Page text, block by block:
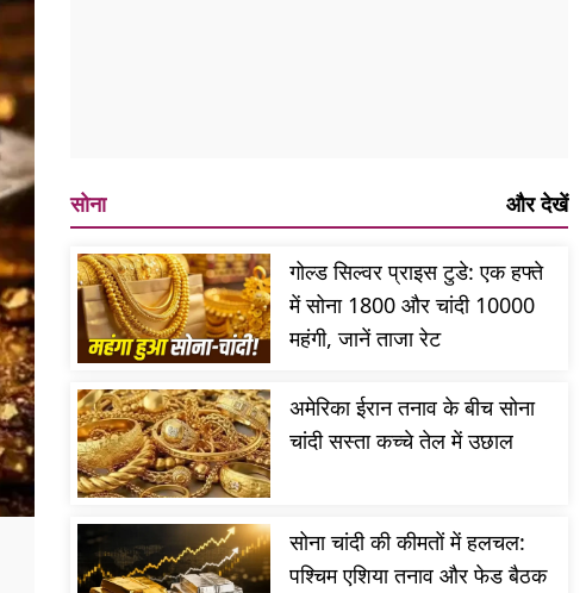
सोना और देखें
गोल्ड सिल्वर प्राइस टुडे: एक हफ्ते
में सोना 1800 और चांदी 10000
महंगी, जानें ताजा रेट
अमेरिका ईरान तनाव के बीच सोना
चांदी सस्ता कच्चे तेल में उछाल
सोना चांदी की कीमतों में हलचल:
पश्चिम एशिया तनाव और फेड बैठक